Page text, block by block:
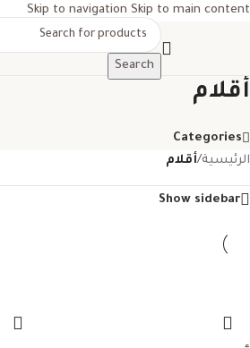
Skip to navigation Skip to main content
Search
أقلام
Categories
الرئيسية/أقلام
Show sidebar